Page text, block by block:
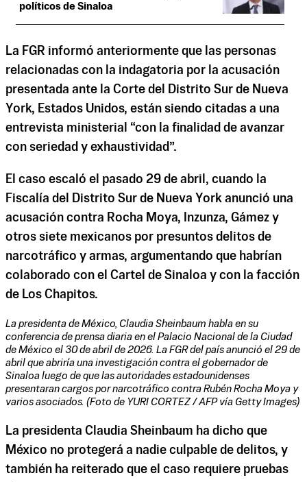
políticos de Sinaloa
La FGR informó anteriormente que las personas
relacionadas con la indagatoria por la acusación
presentada ante la Corte del Distrito Sur de Nueva
York, Estados Unidos, están siendo citadas a una
entrevista ministerial “con la finalidad de avanzar
con seriedad y exhaustividad”.
El caso escaló el pasado 29 de abril, cuando la
Fiscalía del Distrito Sur de Nueva York anunció una
acusación contra Rocha Moya, Inzunza, Gámez y
otros siete mexicanos por presuntos delitos de
narcotráfico y armas, argumentando que habrían
colaborado con el Cartel de Sinaloa y con la facción
de Los Chapitos.
La presidenta de México, Claudia Sheinbaum habla en su
conferencia de prensa diaria en el Palacio Nacional de la Ciudad
de México el 30 de abril de 2026. La FGR del país anunció el 29 de
abril que abriría una investigación contra el gobernador de
Sinaloa luego de que las autoridades estadounidenses
presentaran cargos por narcotráfico contra Rubén Rocha Moya y
varios asociados. (Foto de YURI CORTEZ / AFP vía Getty Images)
La presidenta Claudia Sheinbaum ha dicho que
México no protegerá a nadie culpable de delitos, y
también ha reiterado que el caso requiere pruebas